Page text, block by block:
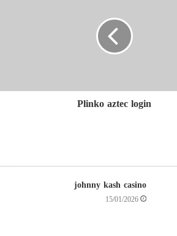
Plinko aztec login
johnny kash casino
15/01/2026